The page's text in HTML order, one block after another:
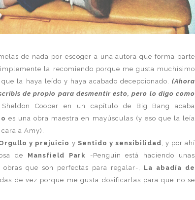
de nada por escoger a una autora que forma parte
la recomiendo porque me gusta muchísimo
la haya leído y haya acabado decepcionado.(Ahora
de propio para desmentir esto, pero lo digo como
Cooper en un capítulo de Big Bang acaba
es una obra maestra en mayúsculas (y eso que la leía
a Amy).
y prejuicio y Sentido y sensibilidad , y por ahí
de Mansfield Park
-Penguin está haciendo unas
que son perfectas para regalar-, La abadía de
de vez porque me gusta dosificarlas para que no se